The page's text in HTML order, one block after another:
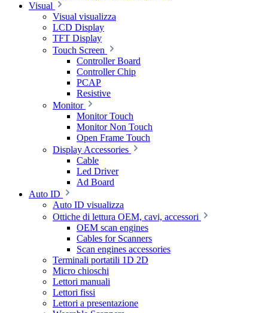
Visual
Visual visualizza
LCD Display
TFT Display
Touch Screen
Controller Board
Controller Chip
PCAP
Resistive
Monitor
Monitor Touch
Monitor Non Touch
Open Frame Touch
Display Accessories
Cable
Led Driver
Ad Board
Auto ID
Auto ID visualizza
Ottiche di lettura OEM, cavi, accessori
OEM scan engines
Cables for Scanners
Scan engines accessories
Terminali portatili 1D 2D
Micro chioschi
Lettori manuali
Lettori fissi
Lettori a presentazione